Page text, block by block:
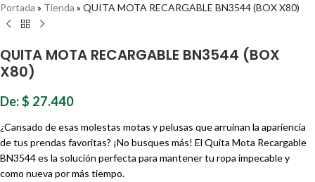
Portada » Tienda » QUITA MOTA RECARGABLE BN3544 (BOX X80)
QUITA MOTA RECARGABLE BN3544 (BOX
X80)
De:$ 27.440
¿Cansado de esas molestas motas y pelusas que arruinan la apariencia
de tus prendas favoritas? ¡No busques más! El Quita Mota Recargable
BN3544 es la solución perfecta para mantener tu ropa impecable y
como nueva por más tiempo.